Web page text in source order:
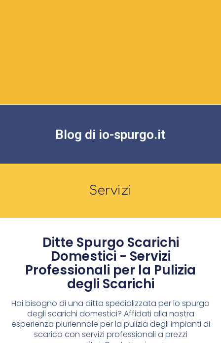
Blog di io-spurgo.it
Servizi
Ditte Spurgo Scarichi
Domestici - Servizi
Professionali per la Pulizia
degli Scarichi
Hai bisogno di una ditta specializzata per lo spurgo
degli scarichi domestici? Affidati alla nostra
esperienza pluriennale per la pulizia degli impianti di
scarico con servizi professionali a prezzi